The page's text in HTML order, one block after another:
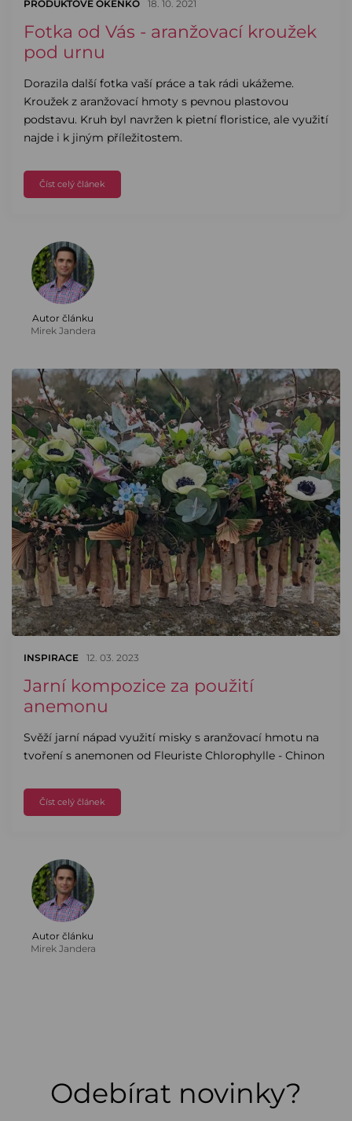
PRODUKTOVÉ OKÉNKO 18. 10. 2021
Fotka od Vás - aranžovací kroužek
pod urnu
Dorazila další fotka vaší práce a tak rádi ukážeme.
Kroužek z aranžovací hmoty s pevnou plastovou
podstavu. Kruh byl navržen k pietní floristice, ale využití
najde i k jiným příležitostem.
Číst celý článek
Autor článku
Mirek Jandera
INSPIRACE 12. 03. 2023
Jarní kompozice za použití
anemonu
Svěží jarní nápad využití misky s aranžovací hmotu na
tvoření s anemonen od Fleuriste Chlorophylle - Chinon
Číst celý článek
Autor článku
Mirek Jandera
Odebírat novinky?